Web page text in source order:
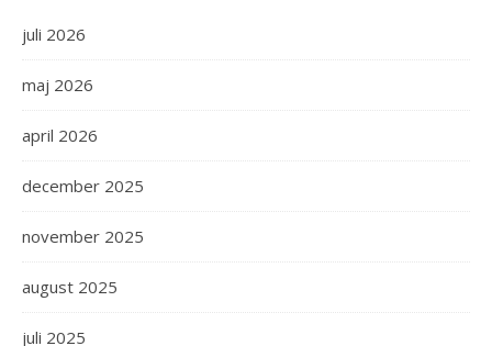
juli 2026
maj 2026
april 2026
december 2025
november 2025
august 2025
juli 2025